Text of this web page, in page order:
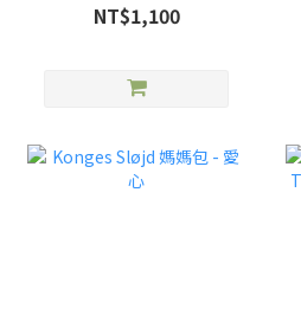
NT$1,100